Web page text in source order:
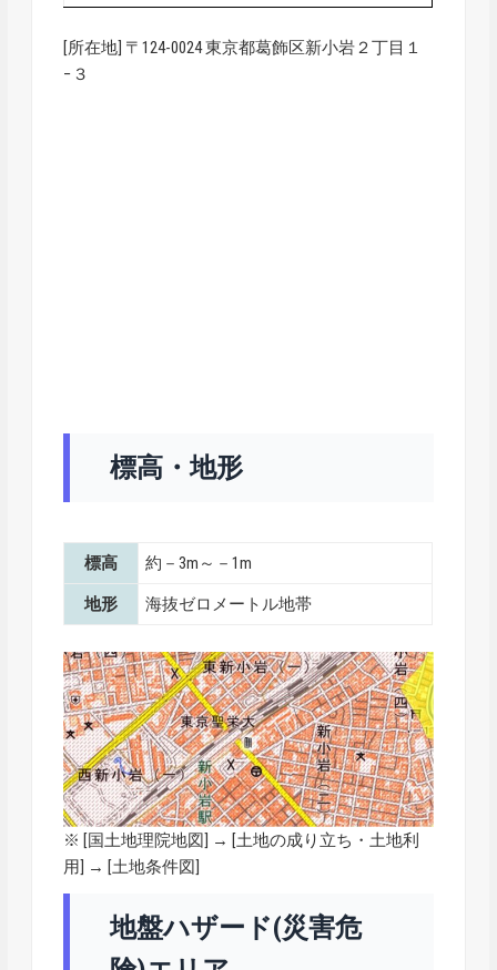
[所在地] 〒124-0024 東京都葛飾区新小岩２丁目１
−３
標高・地形
標高 約－3m～－1m
地形 海抜ゼロメートル地帯
※ [国土地理院地図] → [土地の成り立ち・土地利
用] → [土地条件図]
地盤ハザード(災害危